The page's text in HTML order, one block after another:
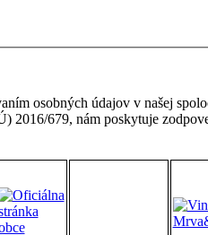
osobných údajov v našej
679, nám poskytuje